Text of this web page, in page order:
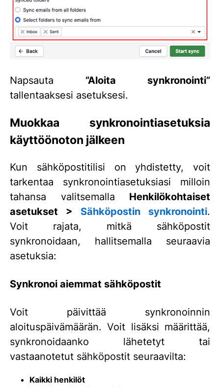
Napsauta ”Aloita synkronointi”
tallentaaksesi asetuksesi.
Muokkaa synkronointiasetuksia
käyttöönoton jälkeen
Kun sähköpostitilisi on yhdistetty, voit
tarkentaa synkronointiasetuksiasi milloin
tahansa valitsemalla Henkilökohtaiset
asetukset > Sähköpostin synkronointi.
Voit rajata, mitkä sähköpostit
synkronoidaan, hallitsemalla seuraavia
asetuksia:
Synkronoi aiemmat sähköpostit
Voit päivittää synkronoinnin
aloituspäivämäärän. Voit lisäksi määrittää,
synkronoidaanko lähetetyt tai
vastaanotetut sähköpostit seuraavilta:
Kaikki henkilöt